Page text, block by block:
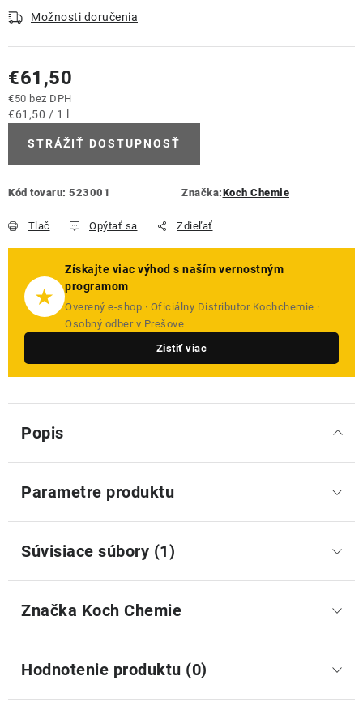
Možnosti doručenia
€61,50
€50 bez DPH
Jednotková cena:
€61,50 / 1 l
STRÁŽIŤ DOSTUPNOSŤ
Kód tovaru: 523001 Značka:Koch Chemie
Tlač Opýtať sa Zdieľať
★
Získajte viac výhod s naším vernostným
programom
Overený e-shop · Oficiálny Distributor Kochchemie ·
Osobný odber v Prešove
Zistiť viac
Popis
Parametre produktu
Súvisiace súbory (1)
Značka Koch Chemie
Hodnotenie produktu (0)